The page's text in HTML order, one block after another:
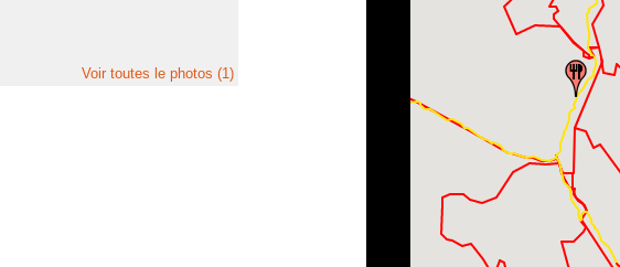
Voir toutes le photos (1)